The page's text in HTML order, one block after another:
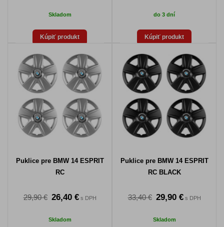
Skladom
Kúpiť produkt
do 3 dní
Kúpiť produkt
Puklice pre BMW 14 ESPRIT
RC
29,90 € 26,40 €s DPH
Skladom
Puklice pre BMW 14 ESPRIT
RC BLACK
33,40 € 29,90 €s DPH
Skladom